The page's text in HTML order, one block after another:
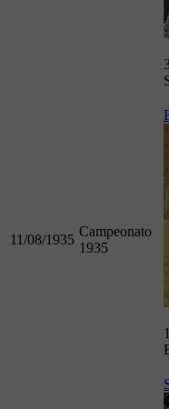
11/08/1935
Campeonato
1935